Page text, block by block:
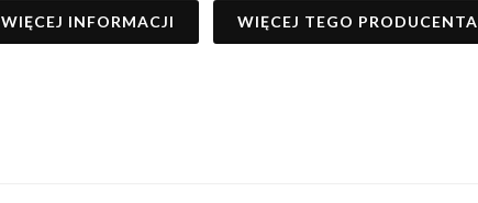
WIĘCEJ INFORMACJI WIĘCEJ TEGO PRODUCENTA